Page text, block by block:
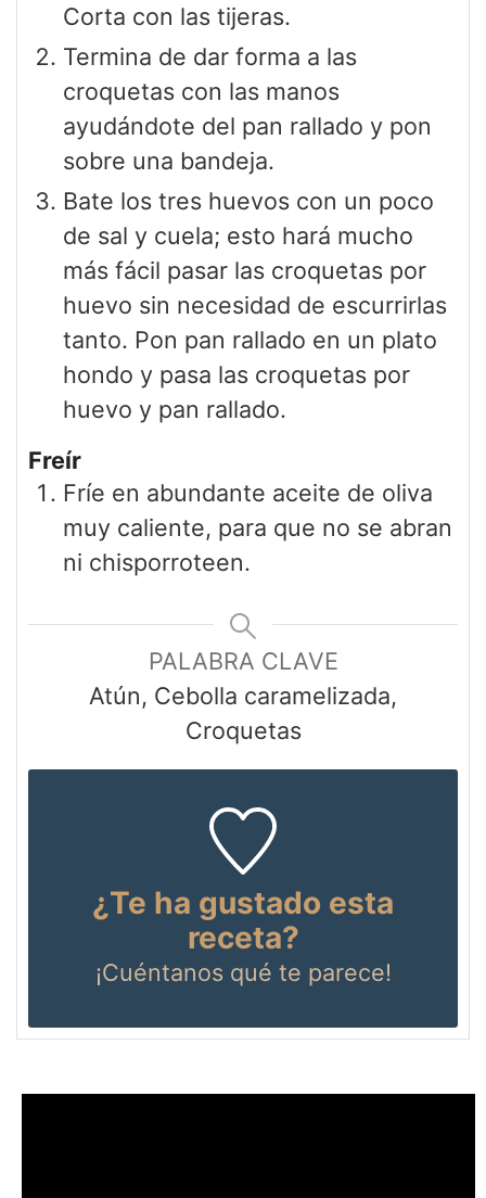
Corta con las tijeras.
Termina de dar forma a las
croquetas con las manos
ayudándote del pan rallado y pon
sobre una bandeja.
Bate los tres huevos con un poco
de sal y cuela; esto hará mucho
más fácil pasar las croquetas por
huevo sin necesidad de escurrirlas
tanto. Pon pan rallado en un plato
hondo y pasa las croquetas por
huevo y pan rallado.
Freír
Fríe en abundante aceite de oliva
muy caliente, para que no se abran
ni chisporroteen.
PALABRA CLAVE
Atún, Cebolla caramelizada,
Croquetas
¿Te ha gustado esta
receta?
¡Cuéntanosqué te parece!